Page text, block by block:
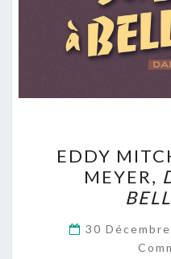
EDDY
MEYER,
30